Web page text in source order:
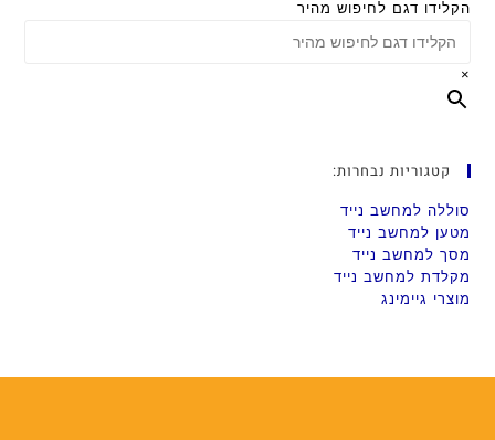
הקלידו דגם לחיפוש מהיר
×
קטגוריות נבחרות:
סוללה למחשב נייד
מטען למחשב נייד
מסך למחשב נייד
מקלדת למחשב נייד
מוצרי גיימינג